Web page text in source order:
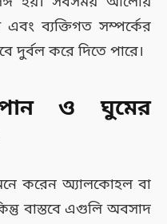
ব্যক্তিগত সম্পর্কের
দুর্বল করে দিতে পারে।
ও ঘুমের
করেন অ্যালকোহল বা
বাস্তবে এগুলি অবসাদ